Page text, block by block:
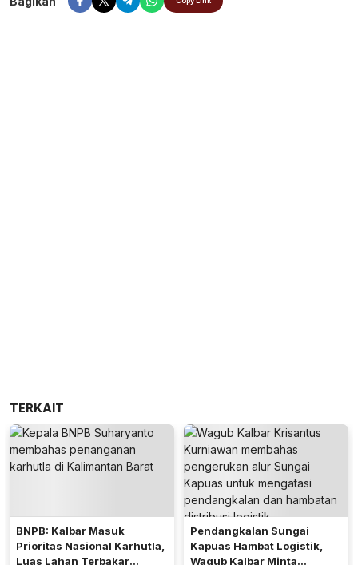
TERKAIT
BNPB: Kalbar Masuk
Prioritas Nasional Karhutla,
Luas Lahan Terbakar
Pendangkalan Sungai
Kapuas Hambat Logistik,
Wagub Kalbar Minta